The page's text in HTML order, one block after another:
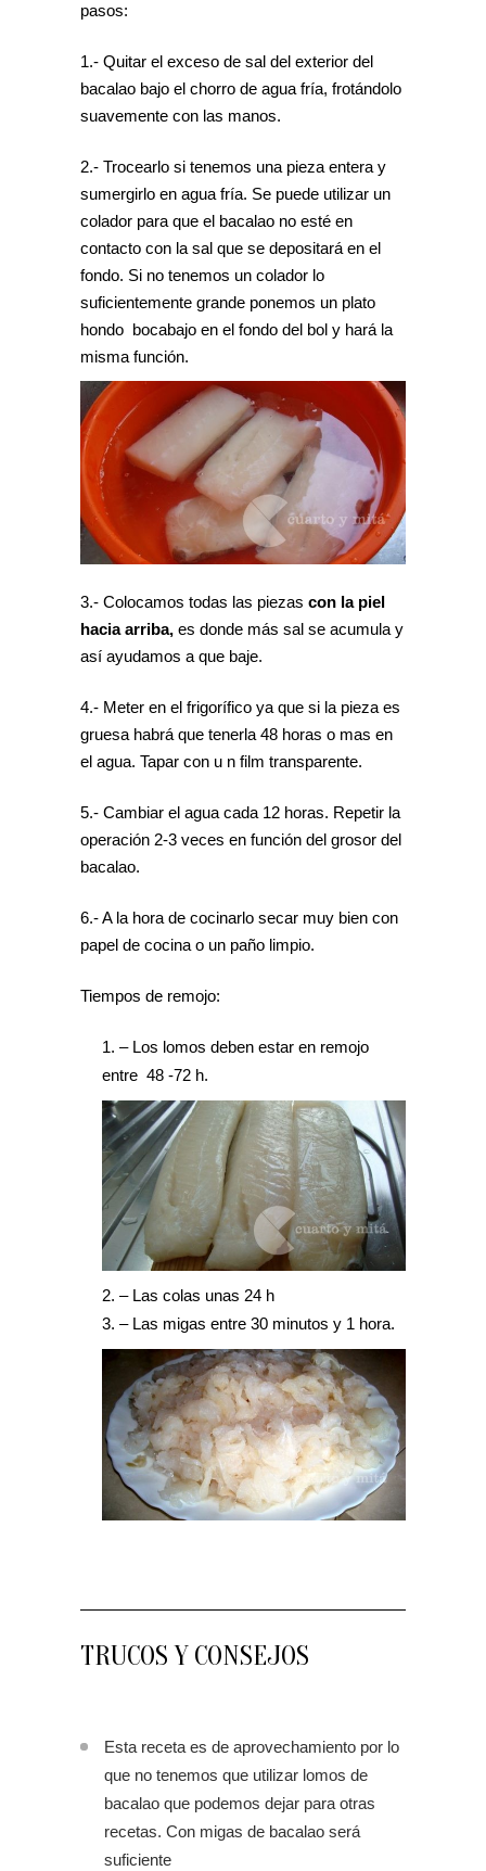
pasos:
1.- Quitar el exceso de sal del exterior del
bacalao bajo el chorro de agua fría, frotándolo
suavemente con las manos.
2.- Trocearlo si tenemos una pieza entera y
sumergirlo en agua fría. Se puede utilizar un
colador para que el bacalao no esté en
contacto con la sal que se depositará en el
fondo. Si no tenemos un colador lo
suficientemente grande ponemos un plato
hondo bocabajo en el fondo del bol y hará la
misma función.
3.- Colocamos todas las piezas con la piel
hacia arriba, es donde más sal se acumula y
así ayudamos a que baje.
4.- Meter en el frigorífico ya que si la pieza es
gruesa habrá que tenerla 48 horas o mas en
el agua. Tapar con u n film transparente.
5.- Cambiar el agua cada 12 horas. Repetir la
operación 2-3 veces en función del grosor del
bacalao.
6.- A la hora de cocinarlo secar muy bien con
papel de cocina o un paño limpio.
Tiempos de remojo:
– Los lomos deben estar en remojo
entre 48 -72 h.
– Las colas unas 24 h
– Las migas entre 30 minutos y 1 hora.
TRUCOS Y CONSEJOS
Esta receta es de aprovechamiento por lo
que no tenemos que utilizar lomos de
bacalao que podemos dejar para otras
recetas. Con migas de bacalao será
suficiente